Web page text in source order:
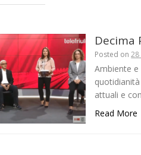
Decima
Posted on
Ambiente
attuali e
Read More